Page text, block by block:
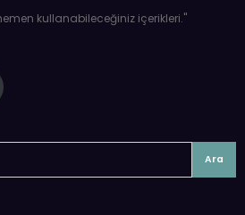
kullanabileceğiniz içerikleri.''
Ara